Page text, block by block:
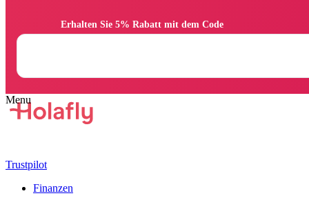
Trustpilot
Finanzen